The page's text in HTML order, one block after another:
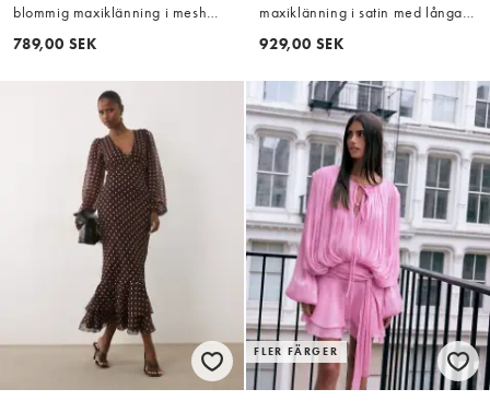
blommig maxiklänning i mesh
med överlager och draperad
789,00 SEK
maxiklänning i satin med långa
ärmar, korsad front och hög
929,00 SEK
FLER FÄRGER